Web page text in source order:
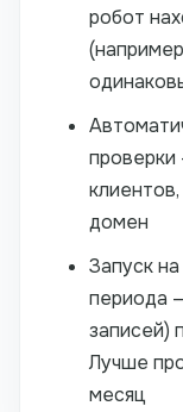
робот
домен
Запуск
периода
записей)
Лучше
месяц